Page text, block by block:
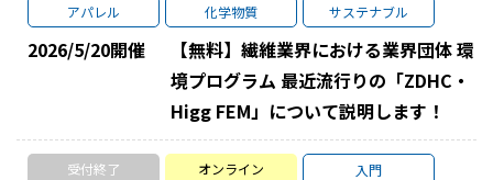
アパレル
化学物質 サステナブル
2026/5/20開催
【無料】繊維業界における業界団体 環
境プログラム 最近流行りの「ZDHC・
Higg FEM」について説明します！
受付終了 オンライン
入門